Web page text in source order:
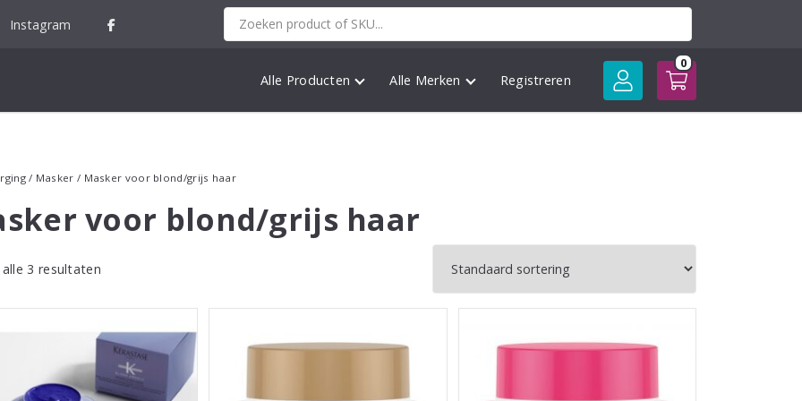
Instagram
Alle Producten Alle Merken Registreren
0
/ Masker / Masker voor blond/grijs haar
voor blond/grijs haar
3 resultaten